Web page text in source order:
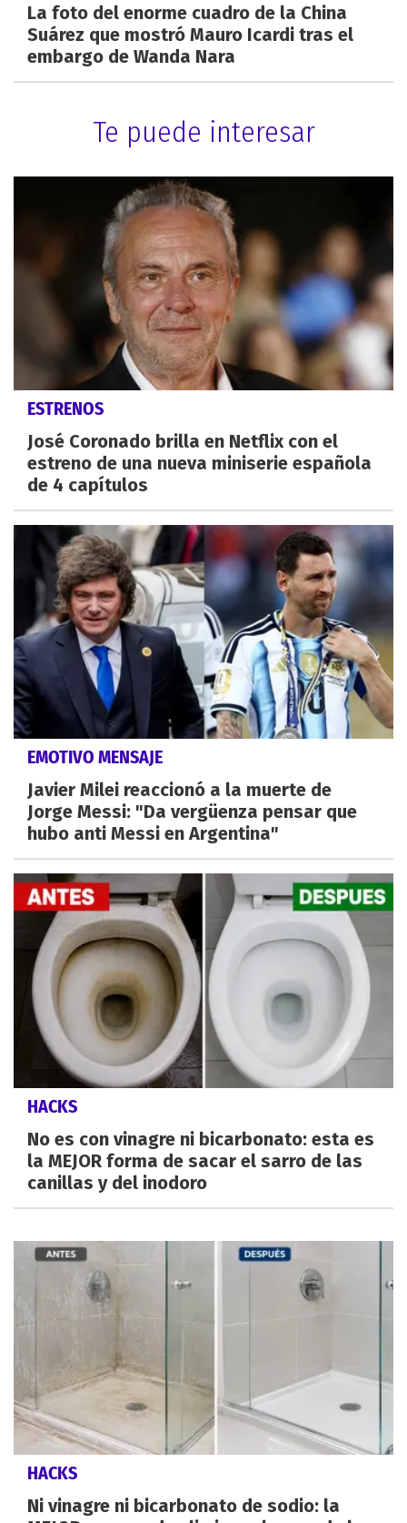
La foto del enorme cuadro de la China
Suárez que mostró Mauro Icardi tras el
embargo de Wanda Nara
Te puede interesar
ESTRENOS
José Coronado brilla en Netflix con el
estreno de una nueva miniserie española
de 4 capítulos
EMOTIVO MENSAJE
Javier Milei reaccionó a la muerte de
Jorge Messi: "Da vergüenza pensar que
hubo anti Messi en Argentina"
HACKS
No es con vinagre ni bicarbonato: esta es
la MEJOR forma de sacar el sarro de las
canillas y del inodoro
HACKS
Ni vinagre ni bicarbonato de sodio: la